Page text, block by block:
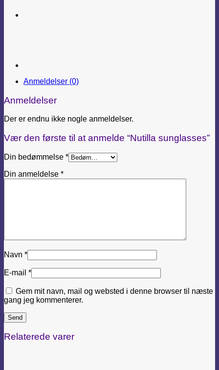
Anmeldelser (0)
Anmeldelser
Der er endnu ikke nogle anmeldelser.
Vær den første til at anmelde “Nutilla sunglasses”
Din bedømmelse *
Din anmeldelse *
Navn *
E-mail *
Gem mit navn, mail og websted i denne browser til næste
gang jeg kommenterer.
Relaterede varer